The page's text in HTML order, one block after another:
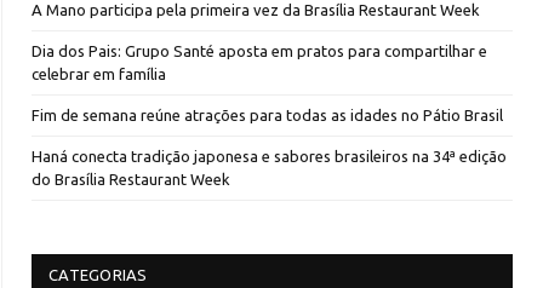
A Mano participa pela primeira vez da Brasília Restaurant Week
Dia dos Pais: Grupo Santé aposta em pratos para compartilhar e
celebrar em família
Fim de semana reúne atrações para todas as idades no Pátio Brasil
Haná conecta tradição japonesa e sabores brasileiros na 34ª edição
do Brasília Restaurant Week
CATEGORIAS